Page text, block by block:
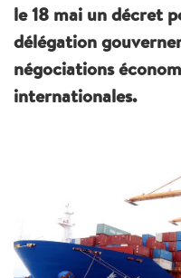
le 18 mai un décret
délégation
négociations
internationales.